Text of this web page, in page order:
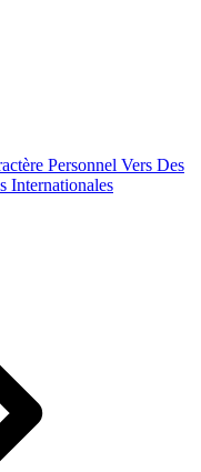
Personnel Vers Des
Internationales